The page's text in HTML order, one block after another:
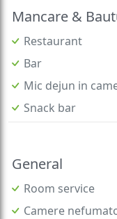
Mancare &
Restaurant
Bar
Mic dejun in
Snack bar
General
Room service
Camere